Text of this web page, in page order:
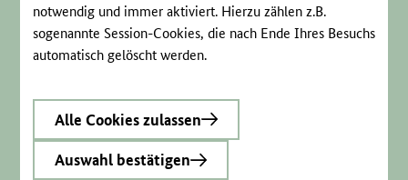
notwendig und immer aktiviert. Hierzu zählen z.B.
sogenannte Session-Cookies, die nach Ende Ihres Besuchs
automatisch gelöscht werden.
Alle Cookies zulassen
Auswahl bestätigen